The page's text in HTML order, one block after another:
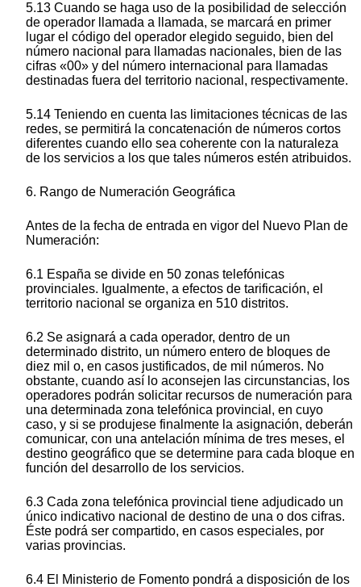
5.13 Cuando se haga uso de la posibilidad de selección
de operador llamada a llamada, se marcará en primer
lugar el código del operador elegido seguido, bien del
número nacional para llamadas nacionales, bien de las
cifras «00» y del número internacional para llamadas
destinadas fuera del territorio nacional, respectivamente.
5.14 Teniendo en cuenta las limitaciones técnicas de las
redes, se permitirá la concatenación de números cortos
diferentes cuando ello sea coherente con la naturaleza
de los servicios a los que tales números estén atribuidos.
6. Rango de Numeración Geográfica
Antes de la fecha de entrada en vigor del Nuevo Plan de
Numeración:
6.1 España se divide en 50 zonas telefónicas
provinciales. Igualmente, a efectos de tarificación, el
territorio nacional se organiza en 510 distritos.
6.2 Se asignará a cada operador, dentro de un
determinado distrito, un número entero de bloques de
diez mil o, en casos justificados, de mil números. No
obstante, cuando así lo aconsejen las circunstancias, los
operadores podrán solicitar recursos de numeración para
una determinada zona telefónica provincial, en cuyo
caso, y si se produjese finalmente la asignación, deberán
comunicar, con una antelación mínima de tres meses, el
destino geográfico que se determine para cada bloque en
función del desarrollo de los servicios.
6.3 Cada zona telefónica provincial tiene adjudicado un
único indicativo nacional de destino de una o dos cifras.
Éste podrá ser compartido, en casos especiales, por
varias provincias.
6.4 El Ministerio de Fomento pondrá a disposición de los